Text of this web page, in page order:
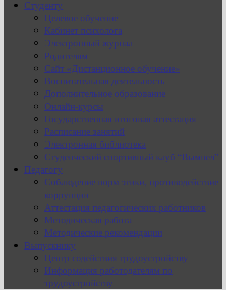
Студенту
Целевое обучение
Кабинет психолога
Электронный журнал
Родителям
Сайт «Дистанционное обучение»
Воспитательная деятельность
Дополнительное образование
Онлайн-курсы
Государственная итоговая аттестация
Расписание занятий
Электронная библиотека
Студенческий спортивный клуб “Вымпел”
Педагогу
Соблюдение норм этики, противодействие
коррупции
Аттестация педагогических работников
Методическая работа
Методические рекомендации
Выпускнику
Центр содействия трудоустройству
Информация работодателям по
трудоустройству